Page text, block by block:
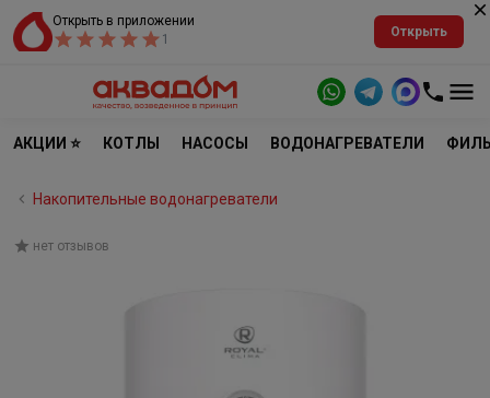
Открыть в приложении
1
Открыть
АКЦИИ ⭐ КОТЛЫ НАСОСЫ ВОДОНАГРЕВАТЕЛИ
Накопительные водонагреватели
нет отзывов